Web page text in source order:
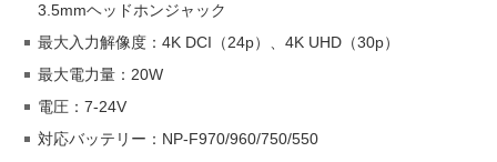
3.5mmヘッドホンジャック
最大入力解像度：4K DCI（24p）、4K UHD（30p）
最大電力量：20W
電圧：7-24V
対応バッテリー：NP-F970/960/750/550